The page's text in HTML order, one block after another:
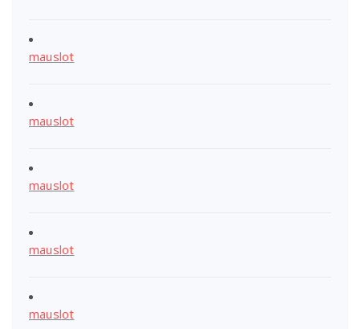
mauslot
mauslot
mauslot
mauslot
mauslot